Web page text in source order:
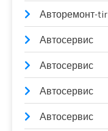
Авторемонт-tir
Автосервис
Автосервис
Автосервис
Автосервис